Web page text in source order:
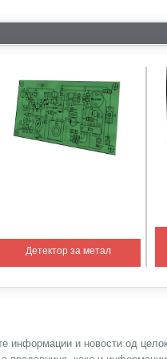
Детектор за метал
информации и новости од